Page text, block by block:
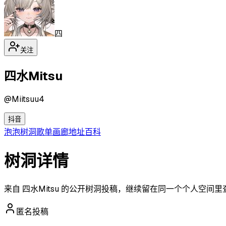
四
关注
四水Mitsu
@Miitsuu4
抖音
泡泡树洞歌单画廊地址百科
树洞详情
来自 四水Mitsu 的公开树洞投稿，继续留在同一个个人空间里
匿名投稿